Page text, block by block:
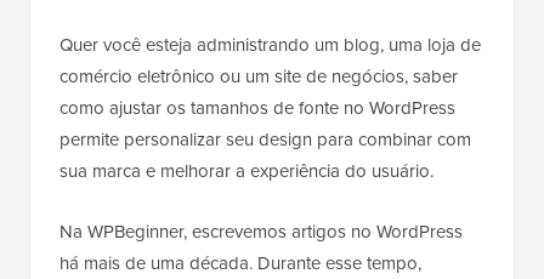
Quer você esteja administrando um blog, uma loja de
comércio eletrônico ou um site de negócios, saber
como ajustar os tamanhos de fonte no WordPress
permite personalizar seu design para combinar com
sua marca e melhorar a experiência do usuário.
Na WPBeginner, escrevemos artigos no WordPress
há mais de uma década. Durante esse tempo,